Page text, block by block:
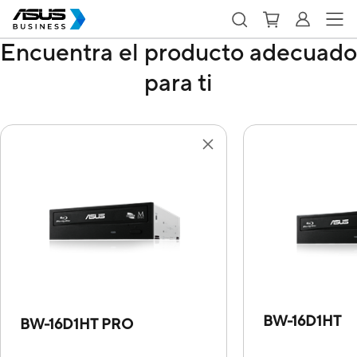
Encuentra el producto adecuado
para ti
BW-16D1HT PRO BW-16D1HT